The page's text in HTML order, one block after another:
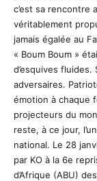
c’est sa rencontre
véritablement
jamais égalée au
« Boum Boum »
d’esquives
adversaires.
émotion à chaque
projecteurs du
reste, à ce jour,
national. Le 28
par KO à la 6e
d’Afrique (ABU)